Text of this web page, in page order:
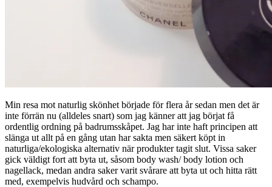
Min resa mot naturlig skönhet började för flera år sedan men det är
inte förrän nu (alldeles snart) som jag känner att jag börjat få
ordentlig ordning på badrumsskåpet. Jag har inte haft principen att
slänga ut allt på en gång utan har sakta men säkert köpt in
naturliga/ekologiska alternativ när produkter tagit slut. Vissa saker
gick väldigt fort att byta ut, såsom body wash/ body lotion och
nagellack, medan andra saker varit svårare att byta ut och hitta rätt
med, exempelvis hudvård och schampo.